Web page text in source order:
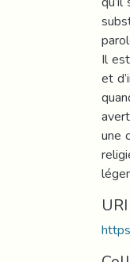
Il
et
une
URI